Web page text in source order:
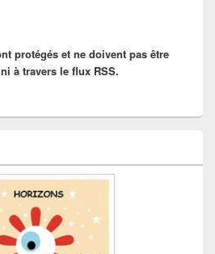
protégés et ne doivent pas être
à travers le flux RSS.